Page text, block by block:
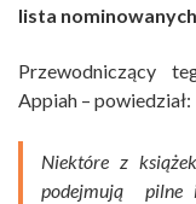
lista
Przewodniczący
Appiah – powiedział:
Niektóre z
podejmują pilne